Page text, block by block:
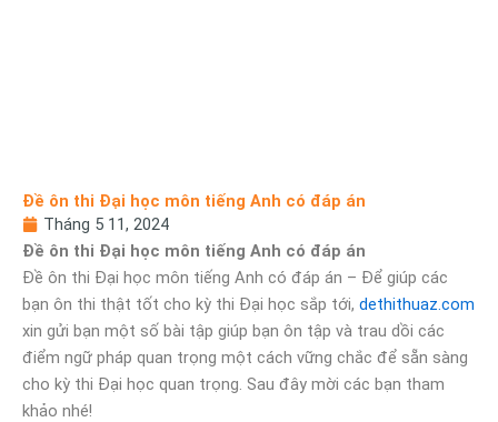
Đề ôn thi Đại học môn tiếng Anh có đáp án
Tháng 5 11, 2024
Đề ôn thi Đại học môn tiếng Anh có đáp án
Đề ôn thi Đại học môn tiếng Anh có đáp án – Để giúp các
bạn ôn thi thật tốt cho kỳ thi Đại học sắp tới, dethithuaz.com
xin gửi bạn một số bài tập giúp bạn ôn tập và trau dồi các
điểm ngữ pháp quan trọng một cách vững chắc để sẵn sàng
cho kỳ thi Đại học quan trọng. Sau đây mời các bạn tham
khảo nhé!